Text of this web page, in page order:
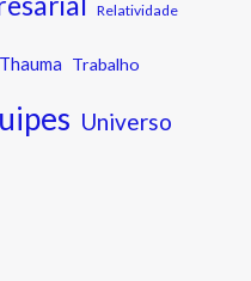
Relatividade
Thauma Trabalho
Universo